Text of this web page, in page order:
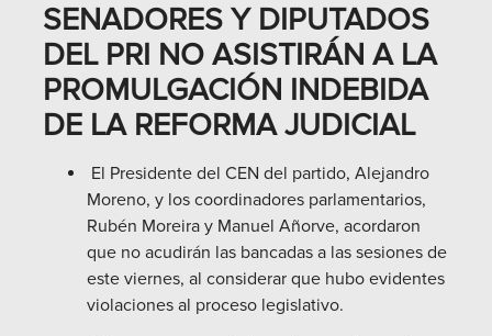
SENADORES Y DIPUTADOS
DEL PRI NO ASISTIRÁN A LA
PROMULGACIÓN INDEBIDA
DE LA REFORMA JUDICIAL
El Presidente del CEN del partido, Alejandro
Moreno, y los coordinadores parlamentarios,
Rubén Moreira y Manuel Añorve, acordaron
que no acudirán las bancadas a las sesiones de
este viernes, al considerar que hubo evidentes
violaciones al proceso legislativo.